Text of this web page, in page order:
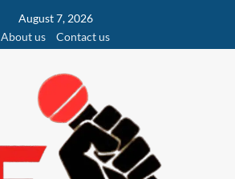
August 7, 2026
About us
Contact us